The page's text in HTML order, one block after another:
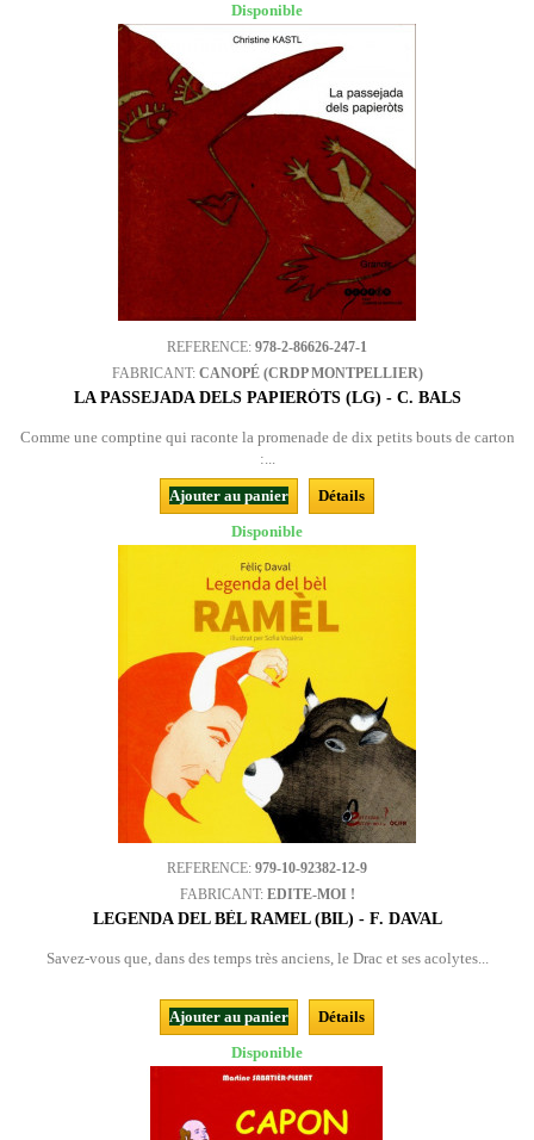
Disponible
REFERENCE: 978-2-86626-247-1
FABRICANT: CANOPÉ (CRDP MONTPELLIER)
LA PASSEJADA DELS PAPIERÒTS (LG) - C. BALS
Comme une comptine qui raconte la promenade de dix petits bouts de carton
:...
Ajouter au panier
Détails
Disponible
REFERENCE: 979-10-92382-12-9
FABRICANT: EDITE-MOI !
LEGENDA DEL BÈL RAMEL (BIL) - F. DAVAL
Savez-vous que, dans des temps très anciens, le Drac et ses acolytes...
Ajouter au panier
Détails
Disponible